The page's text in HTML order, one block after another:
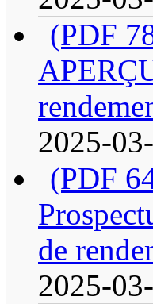
(PDF
2025-
(PDF
de
2025-